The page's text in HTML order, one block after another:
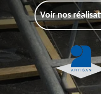
Voir nos